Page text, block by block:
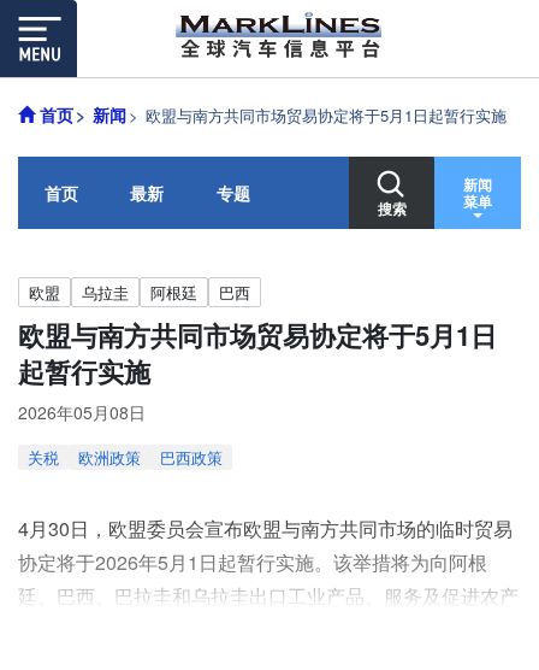
首页 新闻 欧盟与南方共同市场贸易协定将于5月1日起暂行实施
首页 最新 专题
搜索
新闻
菜单
欧盟 乌拉圭 阿根廷 巴西
欧盟与南方共同市场贸易协定将于5月1日
起暂行实施
2026年05月08日
关税 欧洲政策 巴西政策
4月30日，欧盟委员会宣布欧盟与南方共同市场的临时贸易
协定将于2026年5月1日起暂行实施。该举措将为向阿根
廷、巴西、巴拉圭和乌拉圭出口工业产品、服务及促进农产